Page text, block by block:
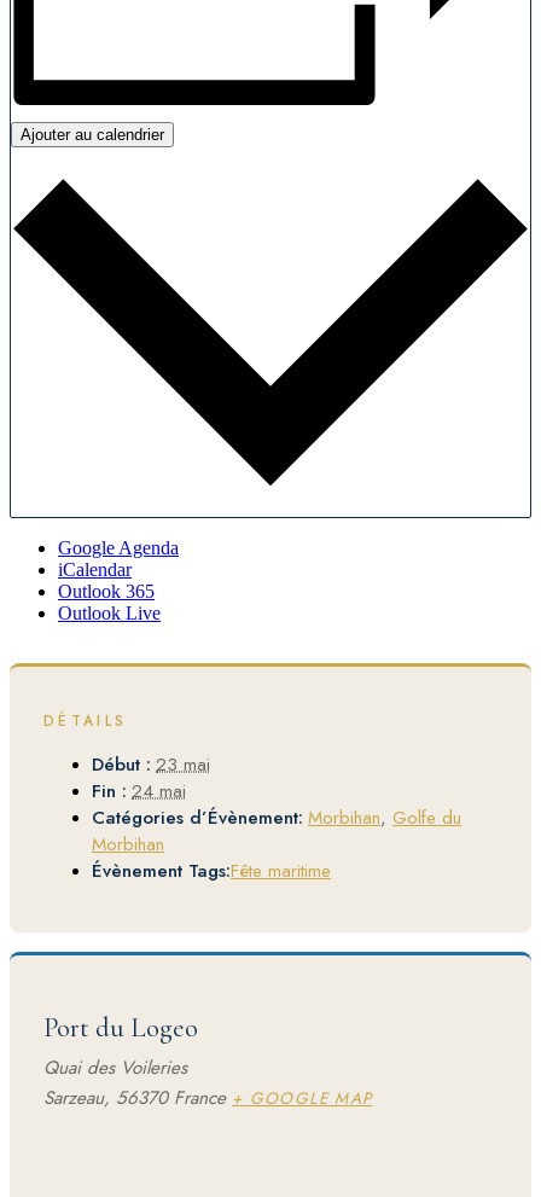
Ajouter au calendrier
Google Agenda
iCalendar
Outlook 365
Outlook Live
DÉTAILS
Début : 23 mai
Fin : 24 mai
Catégories d’Évènement: Morbihan, Golfe du
Morbihan
Évènement Tags:Fête maritime
Port du Logeo
Quai des Voileries
Sarzeau, 56370 France + GOOGLE MAP